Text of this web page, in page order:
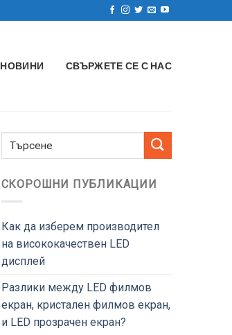
НОВИНИ СВЪРЖЕТЕ СЕ С НАС
СКОРОШНИ ПУБЛИКАЦИИ
Как да изберем производител
на висококачествен LED
дисплей
Разлики между LED филмов
екран, кристален филмов екран,
и LED прозрачен екран?